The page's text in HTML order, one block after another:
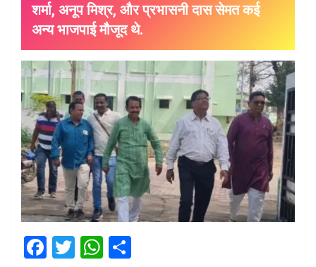
शर्मा, अनूप मिश्र, और प्रभासनी दास सेमत कई
अन्य भाजपाई मौजूद थे.
F
T
W